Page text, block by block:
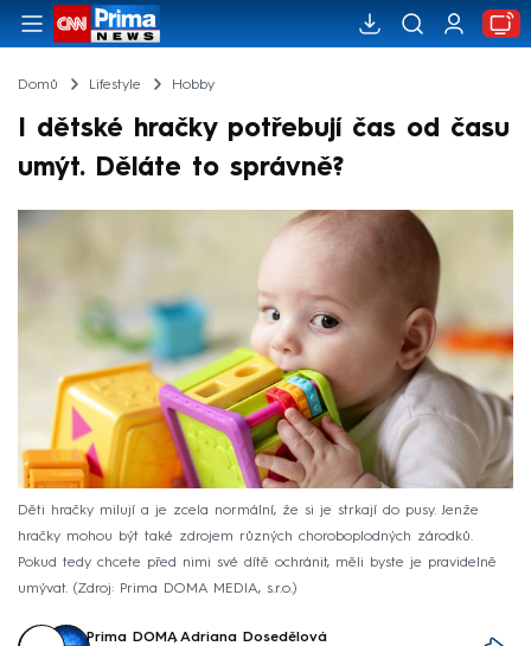
Domů Lifestyle Hobby
I dětské hračky potřebují čas od času
umýt. Děláte to správně?
Děti hračky milují a je zcela normální, že si je strkají do pusy. Jenže
hračky mohou být také zdrojem různých choroboplodných zárodků.
Pokud tedy chcete před nimi své dítě ochránit, měli byste je pravidelně
umývat.
Zdroj: Prima DOMA MEDIA, s.r.o.
Prima DOMA, Adriana Dosedělová